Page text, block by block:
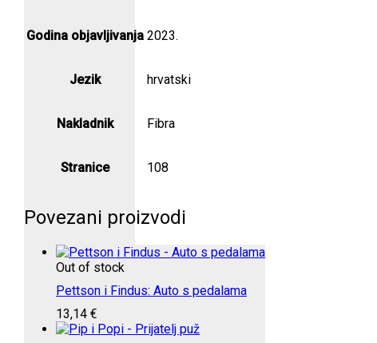
Godina objavljivanja 2023.
Jezik hrvatski
Nakladnik Fibra
Stranice 108
Povezani proizvodi
Out of stock
Pettson i Findus: Auto s pedalama
13,14 €